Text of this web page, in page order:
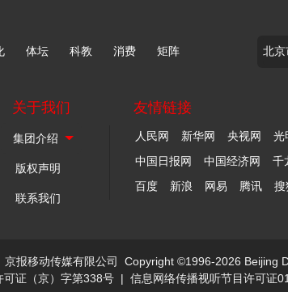
体坛 科教 消费 矩阵
关于我们
版权声明
联系我们
友情链接
人民网 新华网 央视网 光
中国日报网
中国经济网 千
百度
新浪 网易 腾讯 搜
京报移动传媒有限公司
Copyright ©1996-2026 Beijing
可证（京）字第338号 | 信息网络传播视听节目许可证